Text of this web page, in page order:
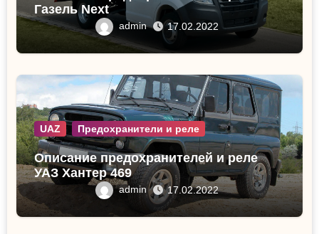
Газель Next
admin 17.02.2022
UAZ Предохранители и реле
Описание предохранителей и реле
УАЗ Хантер 469
admin 17.02.2022